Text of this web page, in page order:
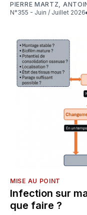
PIERRE MARTZ,
N°355 - Juin / Juillet 2026
MISE AU POINT
Infection sur
que faire ?